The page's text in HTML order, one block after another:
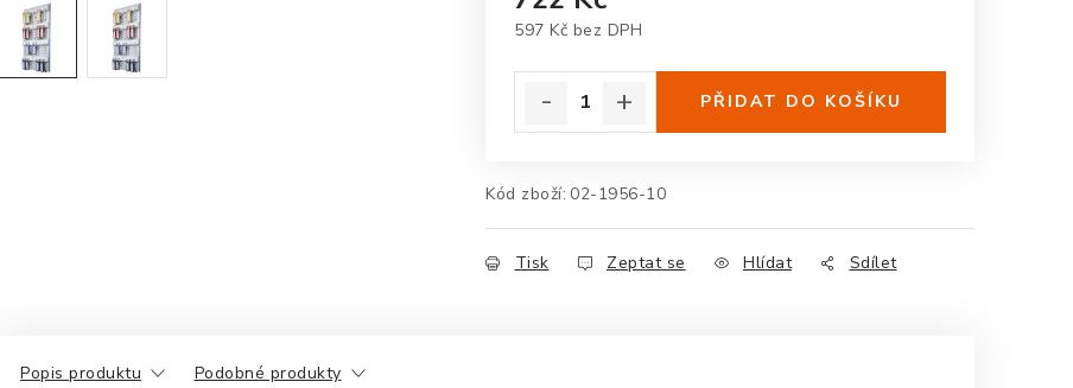
597 Kč bez DPH
PŘIDAT DO KOŠÍKU
Kód zboží: 02-1956-10
Tisk Zeptat se Hlídat Sdílet
Popis produktu Podobné produkty